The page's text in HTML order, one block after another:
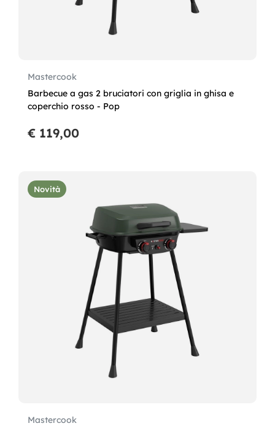
Mastercook
Barbecue a gas 2 bruciatori con griglia in ghisa e
coperchio rosso - Pop
€ 119,00
Novità
Mastercook